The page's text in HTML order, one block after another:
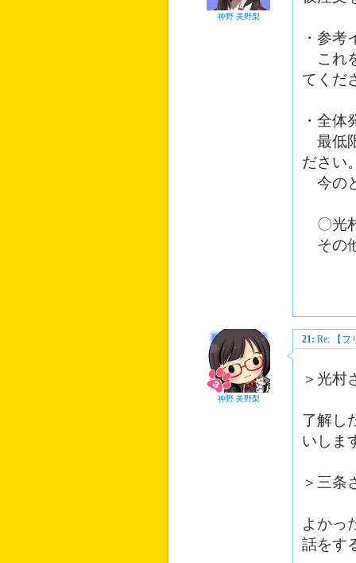
神野 美野梨
・参考
これ
てくだ
・全
最低
ださい
今の
〇光
その
神野 美野梨
21: Re: 【フ
＞光村
了解し
いしま
＞三条
よかっ
話をす